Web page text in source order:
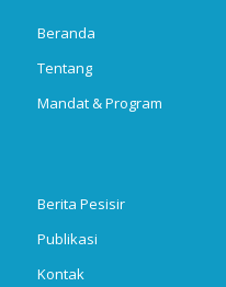
Beranda
Tentang
Mandat & Program
Berita Pesisir
Publikasi
Kontak